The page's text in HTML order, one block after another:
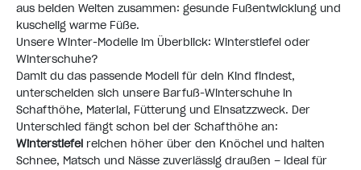
aus beiden Welten zusammen: gesunde Fußentwicklung und
kuschelig warme Füße.
Unsere Winter-Modelle im Überblick: Winterstiefel oder
Winterschuhe?
Damit du das passende Modell für dein Kind findest,
unterscheiden sich unsere Barfuß-Winterschuhe in
Schafthöhe, Material, Fütterung und Einsatzzweck. Der
Unterschied fängt schon bei der Schafthöhe an:
Winterstiefel reichen höher über den Knöchel und halten
Schnee, Matsch und Nässe zuverlässig draußen – ideal für